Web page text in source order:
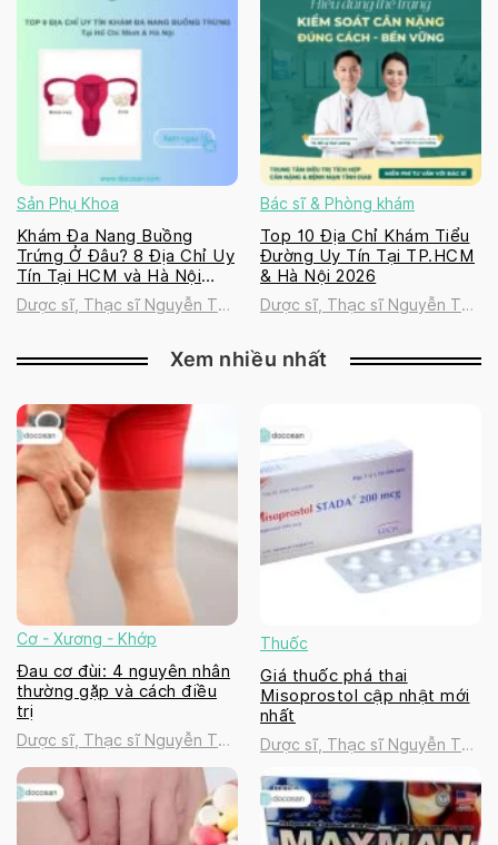
Sản Phụ Khoa
Khám Đa Nang Buồng
Trứng Ở Đâu? 8 Địa Chỉ Uy
Tín Tại HCM và Hà Nội
2026
Dược sĩ, Thạc sĩ Nguyễn Thị
Bác sĩ & Phòng khám
Top 10 Địa Chỉ Khám Tiểu
Đường Uy Tín Tại TP.HCM
& Hà Nội 2026
Dược sĩ, Thạc sĩ Nguyễn Thị
Xem nhiều nhất
Cơ - Xương - Khớp
Đau cơ đùi: 4 nguyên nhân
thường gặp và cách điều
trị
Dược sĩ, Thạc sĩ Nguyễn Thị
Thanh Tú
Thuốc
Giá thuốc phá thai
Misoprostol cập nhật mới
nhất
Dược sĩ, Thạc sĩ Nguyễn Thị